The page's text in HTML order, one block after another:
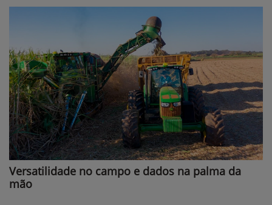
Versatilidade no campo e dados na palma da
mão